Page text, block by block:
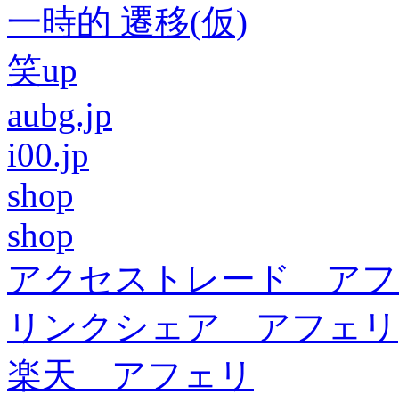
一時的 遷移(仮)
笑up
aubg.jp
i00.jp
shop
shop
アクセストレード ア
リンクシェア アフェリ
楽天 アフェリ